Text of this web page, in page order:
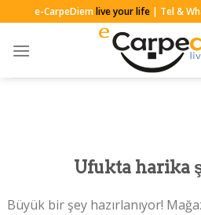
to
content
e-CarpeDiemlive your life| Tel &
Ufukta harika
Büyük bir şey hazırlanıyor!